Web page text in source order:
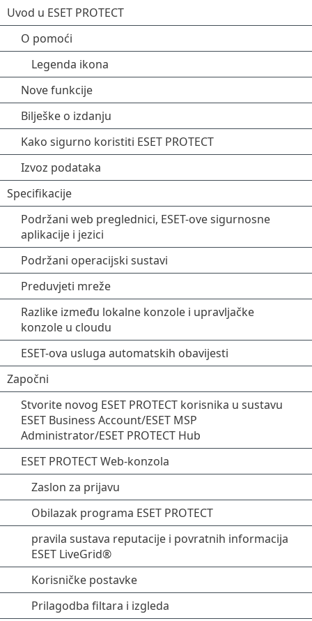
Uvod u ESET PROTECT
O pomoći
Legenda ikona
Nove funkcije
Bilješke o izdanju
Kako sigurno koristiti ESET PROTECT
Izvoz podataka
Specifikacije
Podržani web preglednici, ESET-ove sigurnosne
aplikacije i jezici
Podržani operacijski sustavi
Preduvjeti mreže
Razlike između lokalne konzole i upravljačke
konzole u cloudu
ESET-ova usluga automatskih obavijesti
Započni
Stvorite novog ESET PROTECT korisnika u sustavu
ESET Business Account/ESET MSP
Administrator/ESET PROTECT Hub
ESET PROTECT Web-konzola
Zaslon za prijavu
Obilazak programa ESET PROTECT
pravila sustava reputacije i povratnih informacija
ESET LiveGrid®
Korisničke postavke
Prilagodba filtara i izgleda